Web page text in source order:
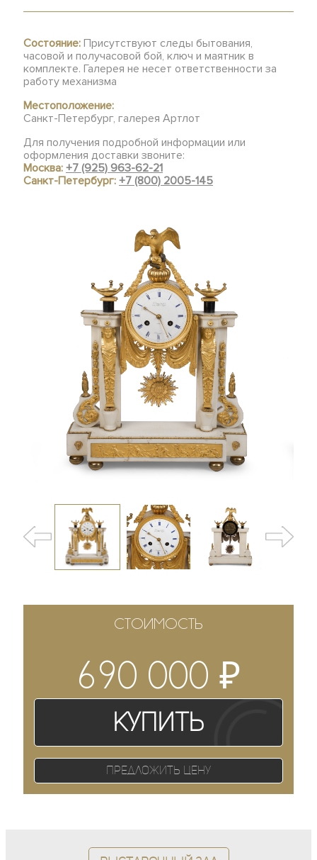
Состояние: Присутствуют следы бытования,
часовой и получасовой бой, ключ и маятник в
комплекте. Галерея не несет ответственности за
работу механизма
Местоположение:
Санкт-Петербург, галерея Артлот
Для получения подробной информации или
оформления доставки звоните:
Москва:+7 (925) 963-62-21
Санкт-Петербург:+7 (800) 2005-145
СТОИМОСТЬ
690 000 ₽
Купить
Предложить цену